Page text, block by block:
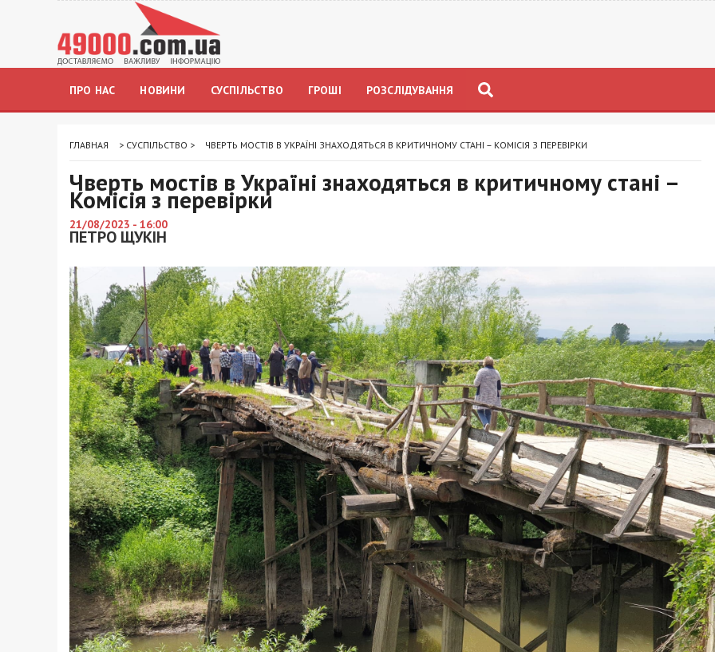
ПРО НАС НОВИНИ СУСПІЛЬСТВО ГРОШІ РОЗСЛІДУВАННЯ
ГЛАВНАЯ > СУСПІЛЬСТВО > ЧВЕРТЬ МОСТІВ В УКРАЇНІ ЗНАХОДЯТЬСЯ В КРИТИЧНОМУ СТАНІ – КОМІСІЯ З ПЕРЕВІРКИ
Чверть мостів в Україні знаходяться в критичному стані –
Комісія з перевірки
21/08/2023 - 16:00
ПЕТРО ЩУКІН